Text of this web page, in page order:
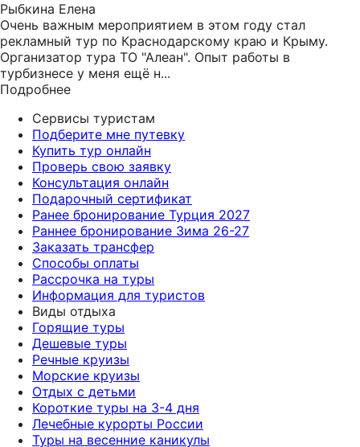
Рыбкина Елена
Очень важным мероприятием в этом году стал
рекламный тур по Краснодарскому краю и Крыму.
Организатор тура ТО "Алеан". Опыт работы в
турбизнесе у меня ещё н...
Подробнее
Сервисы туристам
Подберите мне путевку
Купить тур онлайн
Проверь свою заявку
Консультация онлайн
Подарочный сертификат
Ранее бронирование Турция 2027
Раннее бронирование Зима 26-27
Заказать трансфер
Способы оплаты
Рассрочка на туры
Информация для туристов
Виды отдыха
Горящие туры
Дешевые туры
Речные круизы
Морские круизы
Отдых с детьми
Короткие туры на 3-4 дня
Лечебные курорты России
Туры на весенние каникулы